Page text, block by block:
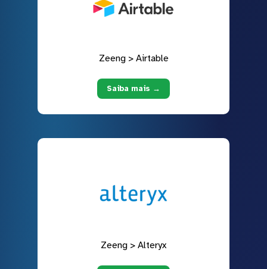
Zeeng > Airtable
Saiba mais →
Zeeng > Alteryx